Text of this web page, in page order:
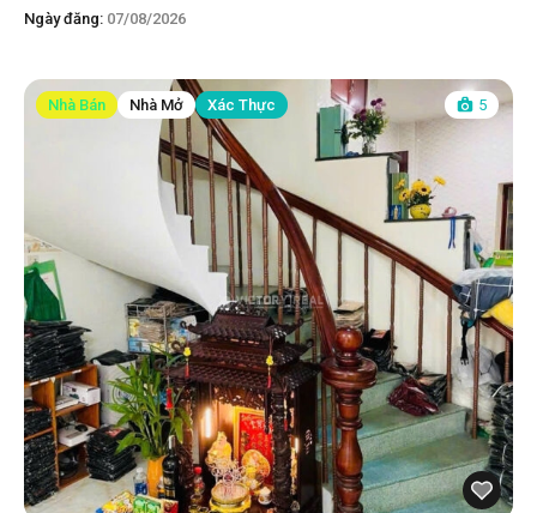
Ngày đăng: 07/08/2026
Nhà Bán Nhà Mở Xác Thực 5